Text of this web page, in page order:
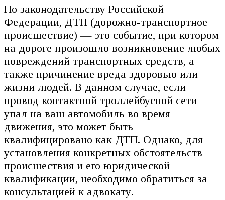
По законодательству Российской
Федерации, ДТП (дорожно-транспортное
происшествие) — это событие, при котором
на дороге произошло возникновение любых
повреждений транспортных средств, а
также причинение вреда здоровью или
жизни людей. В данном случае, если
провод контактной троллейбусной сети
упал на ваш автомобиль во время
движения, это может быть
квалифицировано как ДТП. Однако, для
установления конкретных обстоятельств
происшествия и его юридической
квалификации, необходимо обратиться за
консультацией к адвокату.